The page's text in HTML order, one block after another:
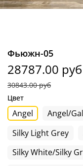
Фьюжн-05
28787.00 руб
30843.00 руб
Цвет
Angel Angel/
Silky Light Grey
Silky White/Silky